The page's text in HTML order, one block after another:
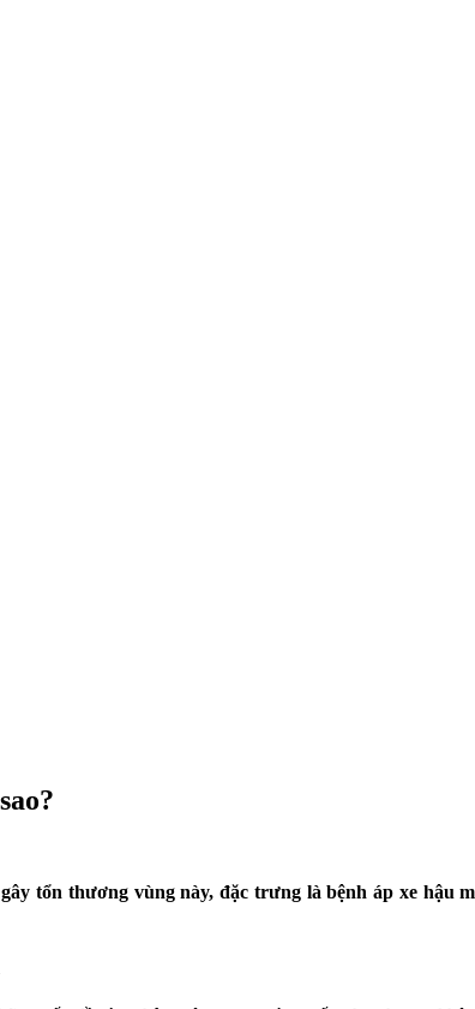
tổn thương vùng này, đặc trưng là bệnh áp xe hậu